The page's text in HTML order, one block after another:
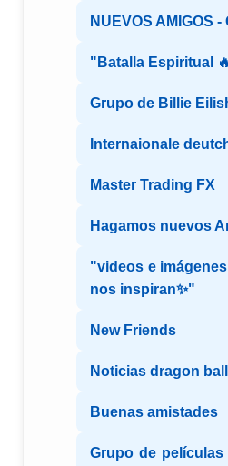
NUEVOS AMIGOS
"Batalla Espiritual
Grupo de Billie
Internaionale
Master Trading FX
Hagamos nuevos
"videos e
nos inspiran✨"
New Friends
Noticias dragon ball
Buenas amistades
Grupo de